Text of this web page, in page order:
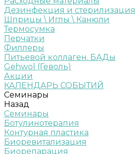
Дезинфекция и стерилизация
Шприцы \ Иглы \ Канюли
Термосумка
Перчатки
Филлеры
Питьевой коллаген. БАДы
Gehwol (Геволь)
Акции
КАЛЕНДАРЬ СОБЫТИЙ
Семинары
Назад
Семинары
Ботулинотерапия
Контурная пластика
Биоревитализация
Биорепарация